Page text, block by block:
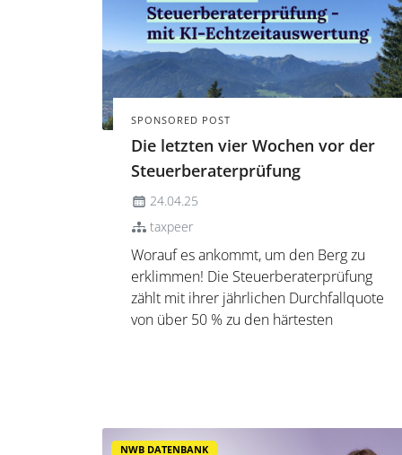
SPONSORED POST
Die letzten vier Wochen vor der
Steuerberaterprüfung
24.04.25
taxpeer
Worauf es ankommt, um den Berg zu
erklimmen! Die Steuerberaterprüfung
zählt mit ihrer jährlichen Durchfallquote
von über 50 % zu den härtesten
NWB DATENBANK